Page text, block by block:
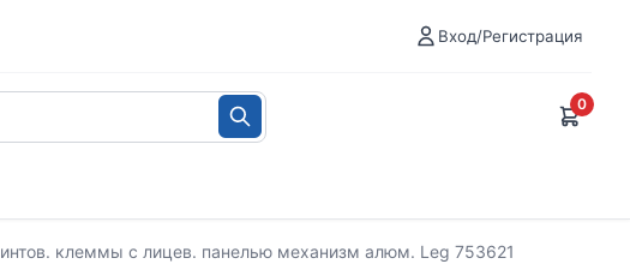
Вход/Регистрация
0
клеммы с лицев. панелью механизм алюм. Leg 753621